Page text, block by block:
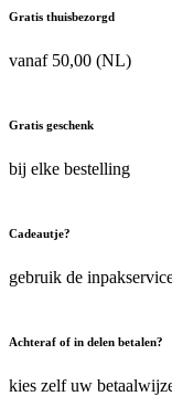
Gratis thuisbezorgd
vanaf 50,00 (NL)
Gratis geschenk
bij elke bestelling
Cadeautje?
gebruik de
Achteraf of in delen betalen?
kies zelf uw